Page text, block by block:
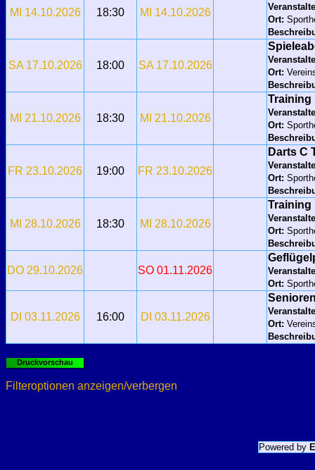
MI 14.10.2026 18:30 MI 14.10.2026
Ort:
SA 17.10.2026 18:00 SA 17.10.2026
Ort:
MI 21.10.2026 18:30 MI 21.10.2026
Training
Ort:
FR 23.10.2026 19:00 FR 23.10.2026
Darts C
Ort:
MI 28.10.2026 18:30 MI 28.10.2026
Training
Ort:
DO 29.10.2026 SO 01.11.2026
Ort:
DI 03.11.2026 16:00 DI 03.11.2026
Ort:
Druckvorschau
Filteroptionen anzeigen/verbergen
Powered by